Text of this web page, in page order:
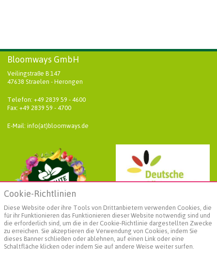
Bloomways GmbH
Veilingstraße B 147
47638 Straelen - Herongen
Telefon: +49 2839 59 - 4600
Fax: +49 2839 59 - 4700
E-Mail: info(at)bloomways.de
Weiterführende Informationen
Cookie-Richtlinien
Diese Website oder ihre Tools von Drittanbietern verwenden Cookies, die
für ihr Funktionieren das Funktionieren dieser Website notwendig sind und
die erforderlich sind, um die in der Cookie-Richtlinie dargestellten Zwecke
zu erreichen. Sie akzeptieren die Verwendung von Cookies, indem Sie
dieses Banner schließen oder ablehnen, auf einen Link oder eine
Schaltfläche klicken oder indem Sie auf andere Weise weiter surfen.